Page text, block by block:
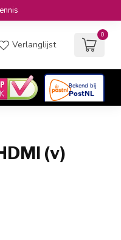
Verlanglijst
0
(v)